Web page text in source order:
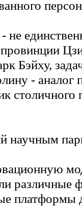
не
Бэйху,
- аналог
столичного
различные